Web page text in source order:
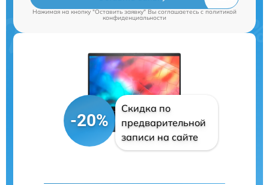
Нажимая на кнопку "Оставить заявку" Вы соглашаетесь cполитикой
конфиденциальности
-20%
Скидка по
предварительной
записи на сайте